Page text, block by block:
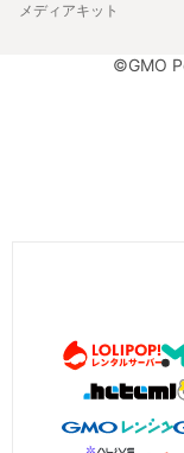
メディアキット
©GMO